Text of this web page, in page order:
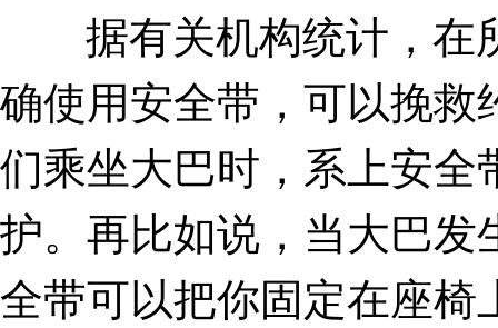
据有关机构统计，在
确使用安全带，可以挽
们乘坐大巴时，系上安
护。再比如说，当大巴
全带可以把你固定在座